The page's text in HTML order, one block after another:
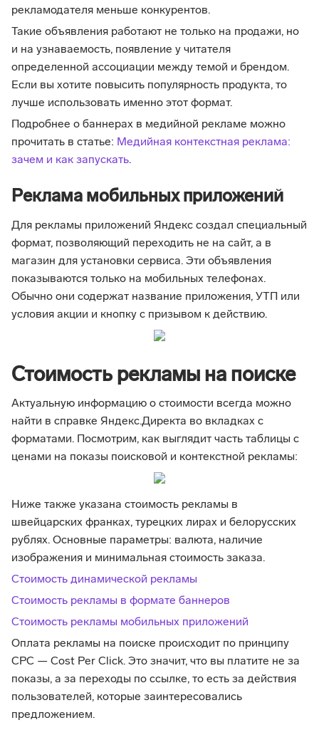
рекламодателя меньше конкурентов.
Такие объявления работают не только на продажи, но
и на узнаваемость, появление у читателя
определенной ассоциации между темой и брендом.
Если вы хотите повысить популярность продукта, то
лучше использовать именно этот формат.
Подробнее о баннерах в медийной рекламе можно
прочитать в статье: Медийная контекстная реклама:
зачем и как запускать.
Реклама мобильных приложений
Для рекламы приложений Яндекс создал специальный
формат, позволяющий переходить не на сайт, а в
магазин для установки сервиса. Эти объявления
показываются только на мобильных телефонах.
Обычно они содержат название приложения, УТП или
условия акции и кнопку с призывом к действию.
Стоимость рекламы на поиске
Актуальную информацию о стоимости всегда можно
найти в справке Яндекс.Директа во вкладках с
форматами. Посмотрим, как выглядит часть таблицы с
ценами на показы поисковой и контекстной рекламы:
Ниже также указана стоимость рекламы в
швейцарских франках, турецких лирах и белорусских
рублях. Основные параметры: валюта, наличие
изображения и минимальная стоимость заказа.
Стоимость динамической рекламы
Стоимость рекламы в формате баннеров
Стоимость рекламы мобильных приложений
Оплата рекламы на поиске происходит по принципу
CPC — Cost Per Click. Это значит, что вы платите не за
показы, а за переходы по ссылке, то есть за действия
пользователей, которые заинтересовались
предложением.